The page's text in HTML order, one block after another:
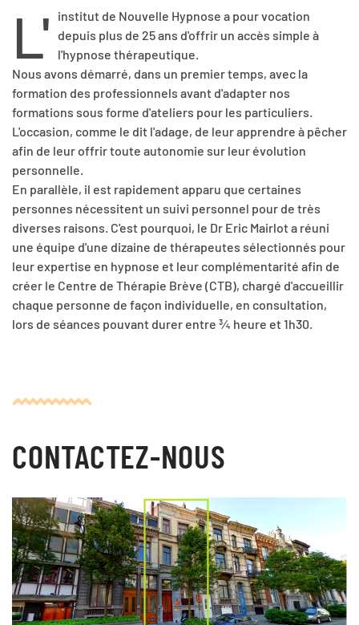
L'
institut de Nouvelle Hypnose a pour vocation
depuis plus de 25 ans d'offrir un accès simple à
l'hypnose thérapeutique.
Nous avons démarré, dans un premier temps, avec la
formation des professionnels avant d'adapter nos
formations sous forme d'ateliers pour les particuliers.
L'occasion, comme le dit l'adage, de leur apprendre à pêcher
afin de leur offrir toute autonomie sur leur évolution
personnelle.
En parallèle, il est rapidement apparu que certaines
personnes nécessitent un suivi personnel pour de très
diverses raisons. C'est pourquoi, le Dr Eric Mairlot a réuni
une équipe d'une dizaine de thérapeutes sélectionnés pour
leur expertise en hypnose et leur complémentarité afin de
créer le Centre de Thérapie Brève (CTB), chargé d'accueillir
chaque personne de façon individuelle, en consultation,
lors de séances pouvant durer entre ¾ heure et 1h30.
CONTACTEZ-NOUS